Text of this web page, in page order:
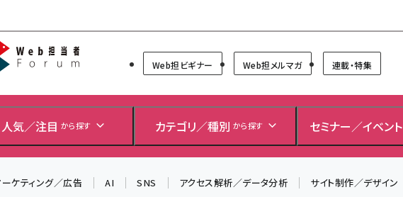
Web担当者Forum
Web担ビギナー Web担メルマガ 連載・特集
人気／注目 から探す カテゴリ／種別 から探す セミナー／イベント
ケティング／広告 AI SNS アクセス解析／データ分析 サイト制作／デザイン
＼ 8月27日開催、申し込み受付中！ ／
2026」開催！
▼申し込みはこちらから▼